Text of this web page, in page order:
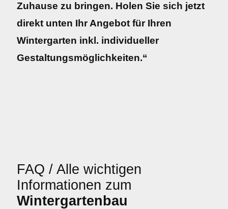
Zuhause zu bringen. Holen Sie sich jetzt
direkt unten Ihr Angebot für Ihren
Wintergarten inkl. individueller
Gestaltungsmöglichkeiten.“
FAQ / Alle wichtigen
Informationen zum
Wintergartenbau